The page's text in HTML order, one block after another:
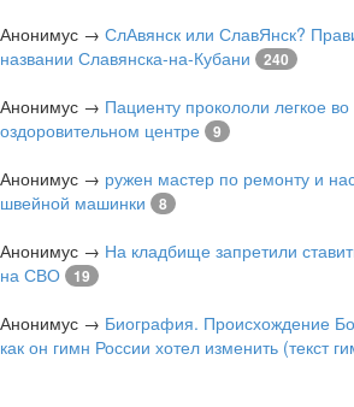
Анонимус → СлАвянск или СлавЯнск?
названии Славянска-на-Кубани
240
Анонимус → Пациенту прокололи легкое
оздоровительном центре
9
Анонимус → ружен мастер по ремонту и
швейной машинки
8
Анонимус → На кладбище запретили
на СВО
19
Анонимус → Биография. Происхождение
как он гимн России хотел изменить (текст